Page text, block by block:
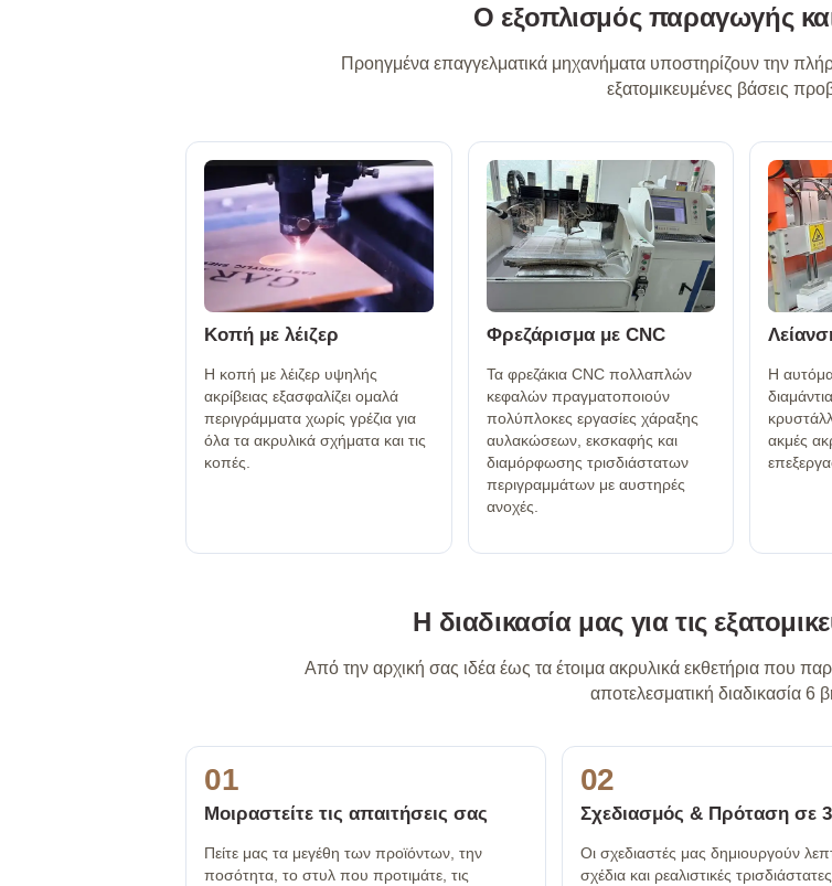
Ο εξοπλισμός παραγωγής
Προηγμένα επαγγελματικά μηχανήματα υποστηρίζουν την
εξατομικευμένες βάσεις
Κοπή με λέιζερ
Η κοπή με λέιζερ υψηλής
ακρίβειας εξασφαλίζει ομαλά
περιγράμματα χωρίς γρέζια για
όλα τα ακρυλικά σχήματα και τις
κοπές.
Φρεζάρισμα με CNC
Τα φρεζάκια CNC πολλαπλών
κεφαλών πραγματοποιούν
πολύπλοκες εργασίες χάραξης
αυλακώσεων, εκσκαφής και
διαμόρφωσης τρισδιάστατων
περιγραμμάτων με αυστηρές
ανοχές.
Η
ακμές
Η διαδικασία μας για τις
Από την αρχική σας ιδέα έως τα έτοιμα ακρυλικά εκθετήρια που
αποτελεσματική διαδικασία 6
01
Μοιραστείτε τις απαιτήσεις σας
Πείτε μας τα μεγέθη των προϊόντων, την
ποσότητα, το στυλ που προτιμάτε, τις
02
Σχεδιασμός & Πρόταση σε
Οι σχεδιαστές μας δημιουργούν
σχέδια και ρεαλιστικές τρισδιάστατες